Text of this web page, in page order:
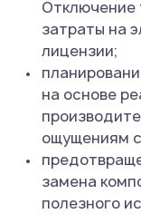
Отключение
затраты на
лицензии;
на основе
ощущениям
замена
полезного